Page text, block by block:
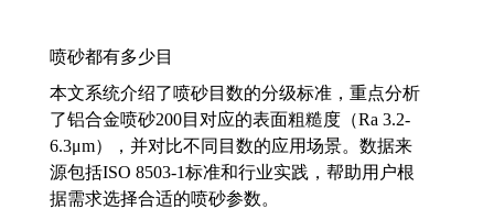
喷砂都有多少目
本文系统介绍了喷砂目数的分级标准，重点分析
了铝合金喷砂200目对应的表面粗糙度（Ra 3.2-
6.3μm），并对比不同目数的应用场景。数据来
源包括ISO 8503-1标准和行业实践，帮助用户根
据需求选择合适的喷砂参数。